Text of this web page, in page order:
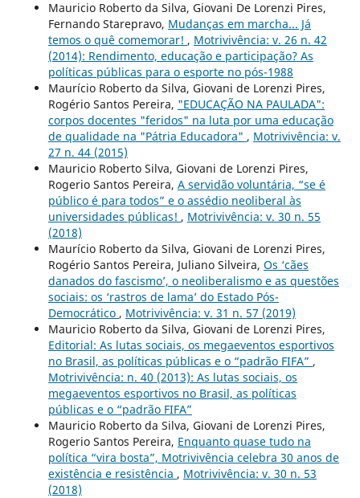
Mauricio Roberto da Silva, Giovani De Lorenzi Pires,
Fernando Starepravo, Mudanças em marcha... Já
temos o quê comemorar! , Motrivivência: v. 26 n. 42
(2014): Rendimento, educação e participação? As
políticas públicas para o esporte no pós-1988
Maurício Roberto da Silva, Giovani de Lorenzi Pires,
Rogério Santos Pereira, "EDUCAÇÃO NA PAULADA":
corpos docentes "feridos" na luta por uma educação
de qualidade na "Pátria Educadora" , Motrivivência: v.
27 n. 44 (2015)
Mauricio Roberto Silva, Giovani de Lorenzi Pires,
Rogerio Santos Pereira, A servidão voluntária, “se é
público é para todos” e o assédio neoliberal às
universidades públicas! , Motrivivência: v. 30 n. 55
(2018)
Maurício Roberto da Silva, Giovani de Lorenzi Pires,
Rogério Santos Pereira, Juliano Silveira, Os ‘cães
danados do fascismo’, o neoliberalismo e as questões
sociais: os ‘rastros de lama’ do Estado Pós-
Democrático , Motrivivência: v. 31 n. 57 (2019)
Mauricio Roberto da Silva, Giovani de Lorenzi Pires,
Editorial: As lutas sociais, os megaeventos esportivos
no Brasil, as políticas públicas e o “padrão FIFA” ,
Motrivivência: n. 40 (2013): As lutas sociais, os
megaeventos esportivos no Brasil, as políticas
públicas e o “padrão FIFA”
Mauricio Roberto da Silva, Giovani de Lorenzi Pires,
Rogerio Santos Pereira, Enquanto quase tudo na
política “vira bosta”, Motrivivência celebra 30 anos de
existência e resistência , Motrivivência: v. 30 n. 53
(2018)